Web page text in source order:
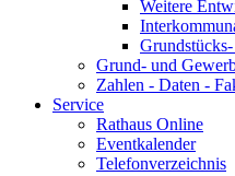
Weitere
Grund- und
Zahlen - Daten -
Service
Rathaus Online
Eventkalender
Telefonverzeichnis